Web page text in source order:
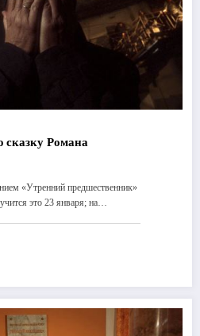
сказку Романа
«Утренний предшественник»
это 23 января; на…